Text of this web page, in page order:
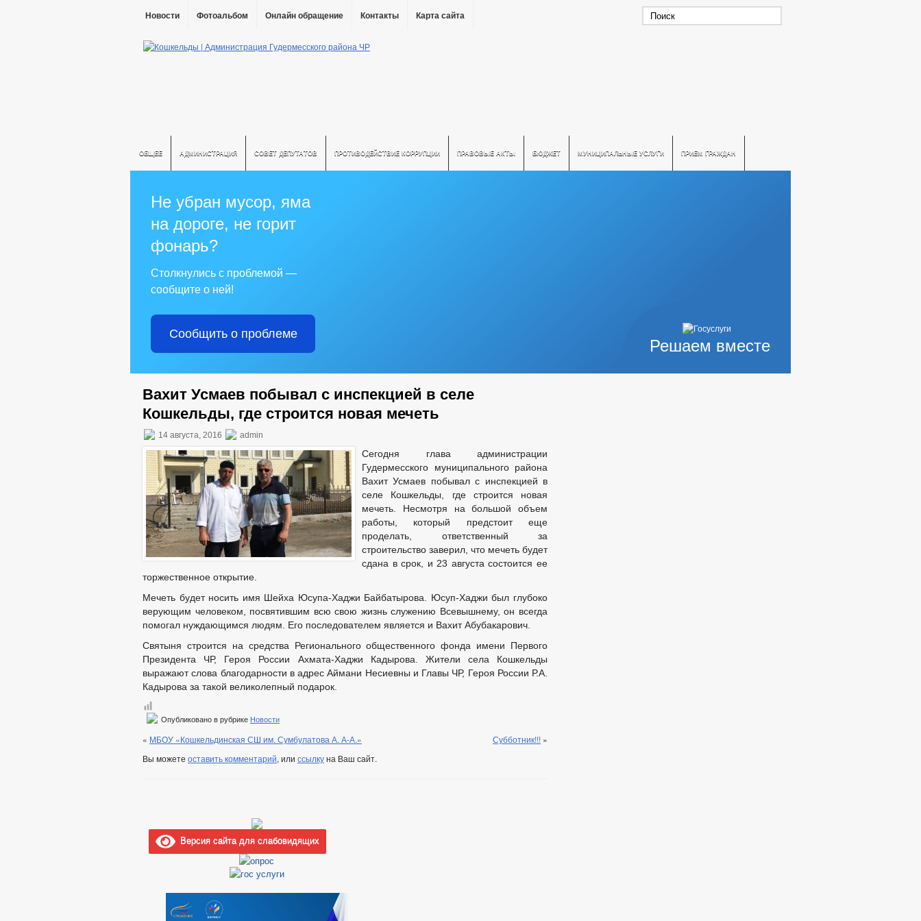
Новости Фотоальбом Онлайн обращение Контакты Карта сайта
ОБЩЕЕ АДМИНИСТРАЦИЯ СОВЕТ ДЕПУТАТОВ ПРОТИВОДЕЙСТВИЕ КОРРУПЦИИ ПРАВОВЫЕ АКТЫ БЮДЖЕТ МУНИЦИПАЛЬНЫЕ УСЛУГИ ПРИЕМ ГРАЖДАН
Решаем вместе
Не убран мусор, яма
на дороге, не горит
фонарь?
Столкнулись с проблемой —
сообщите о ней!
Сообщить о проблеме
Вахит Усмаев побывал с инспекцией в селе
Кошкельды, где строится новая мечеть
14 августа, 2016 admin
Сегодня глава администрации
Гудермесского муниципального района
Вахит Усмаев побывал с инспекцией в
селе Кошкельды, где строится новая
мечеть. Несмотря на большой объем
работы, который предстоит еще
проделать, ответственный за
строительство заверил, что мечеть будет
сдана в срок, и 23 августа состоится ее
торжественное открытие.
Мечеть будет носить имя Шейха Юсупа-Хаджи Байбатырова. Юсуп-Хаджи был глубоко
верующим человеком, посвятившим всю свою жизнь служению Всевышнему, он всегда
помогал нуждающимся людям. Его последователем является и Вахит Абубакарович.
Святыня строится на средства Регионального общественного фонда имени Первого
Президента ЧР, Героя России Ахмата-Хаджи Кадырова. Жители села Кошкельды
выражают слова благодарности в адрес Аймани Несиевны и Главы ЧР, Героя России Р.А.
Кадырова за такой великолепный подарок.
Опубликовано в рубрике Новости
« МБОУ «Кошкельдинская СШ им. Сумбулатова А. А-А.» Субботник!!! »
Вы можете оставить комментарий, или ссылкуна Ваш сайт.
Версия сайта для слабовидящих